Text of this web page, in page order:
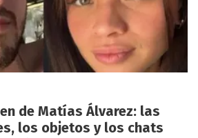
de Matías Álvarez: las
los objetos y los chats